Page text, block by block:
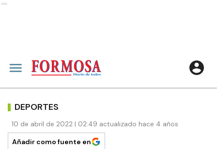
Ads
DEPORTES
10 de abril de 2022 | 02:49 actualizado hace 4 años
Añadir como fuente en